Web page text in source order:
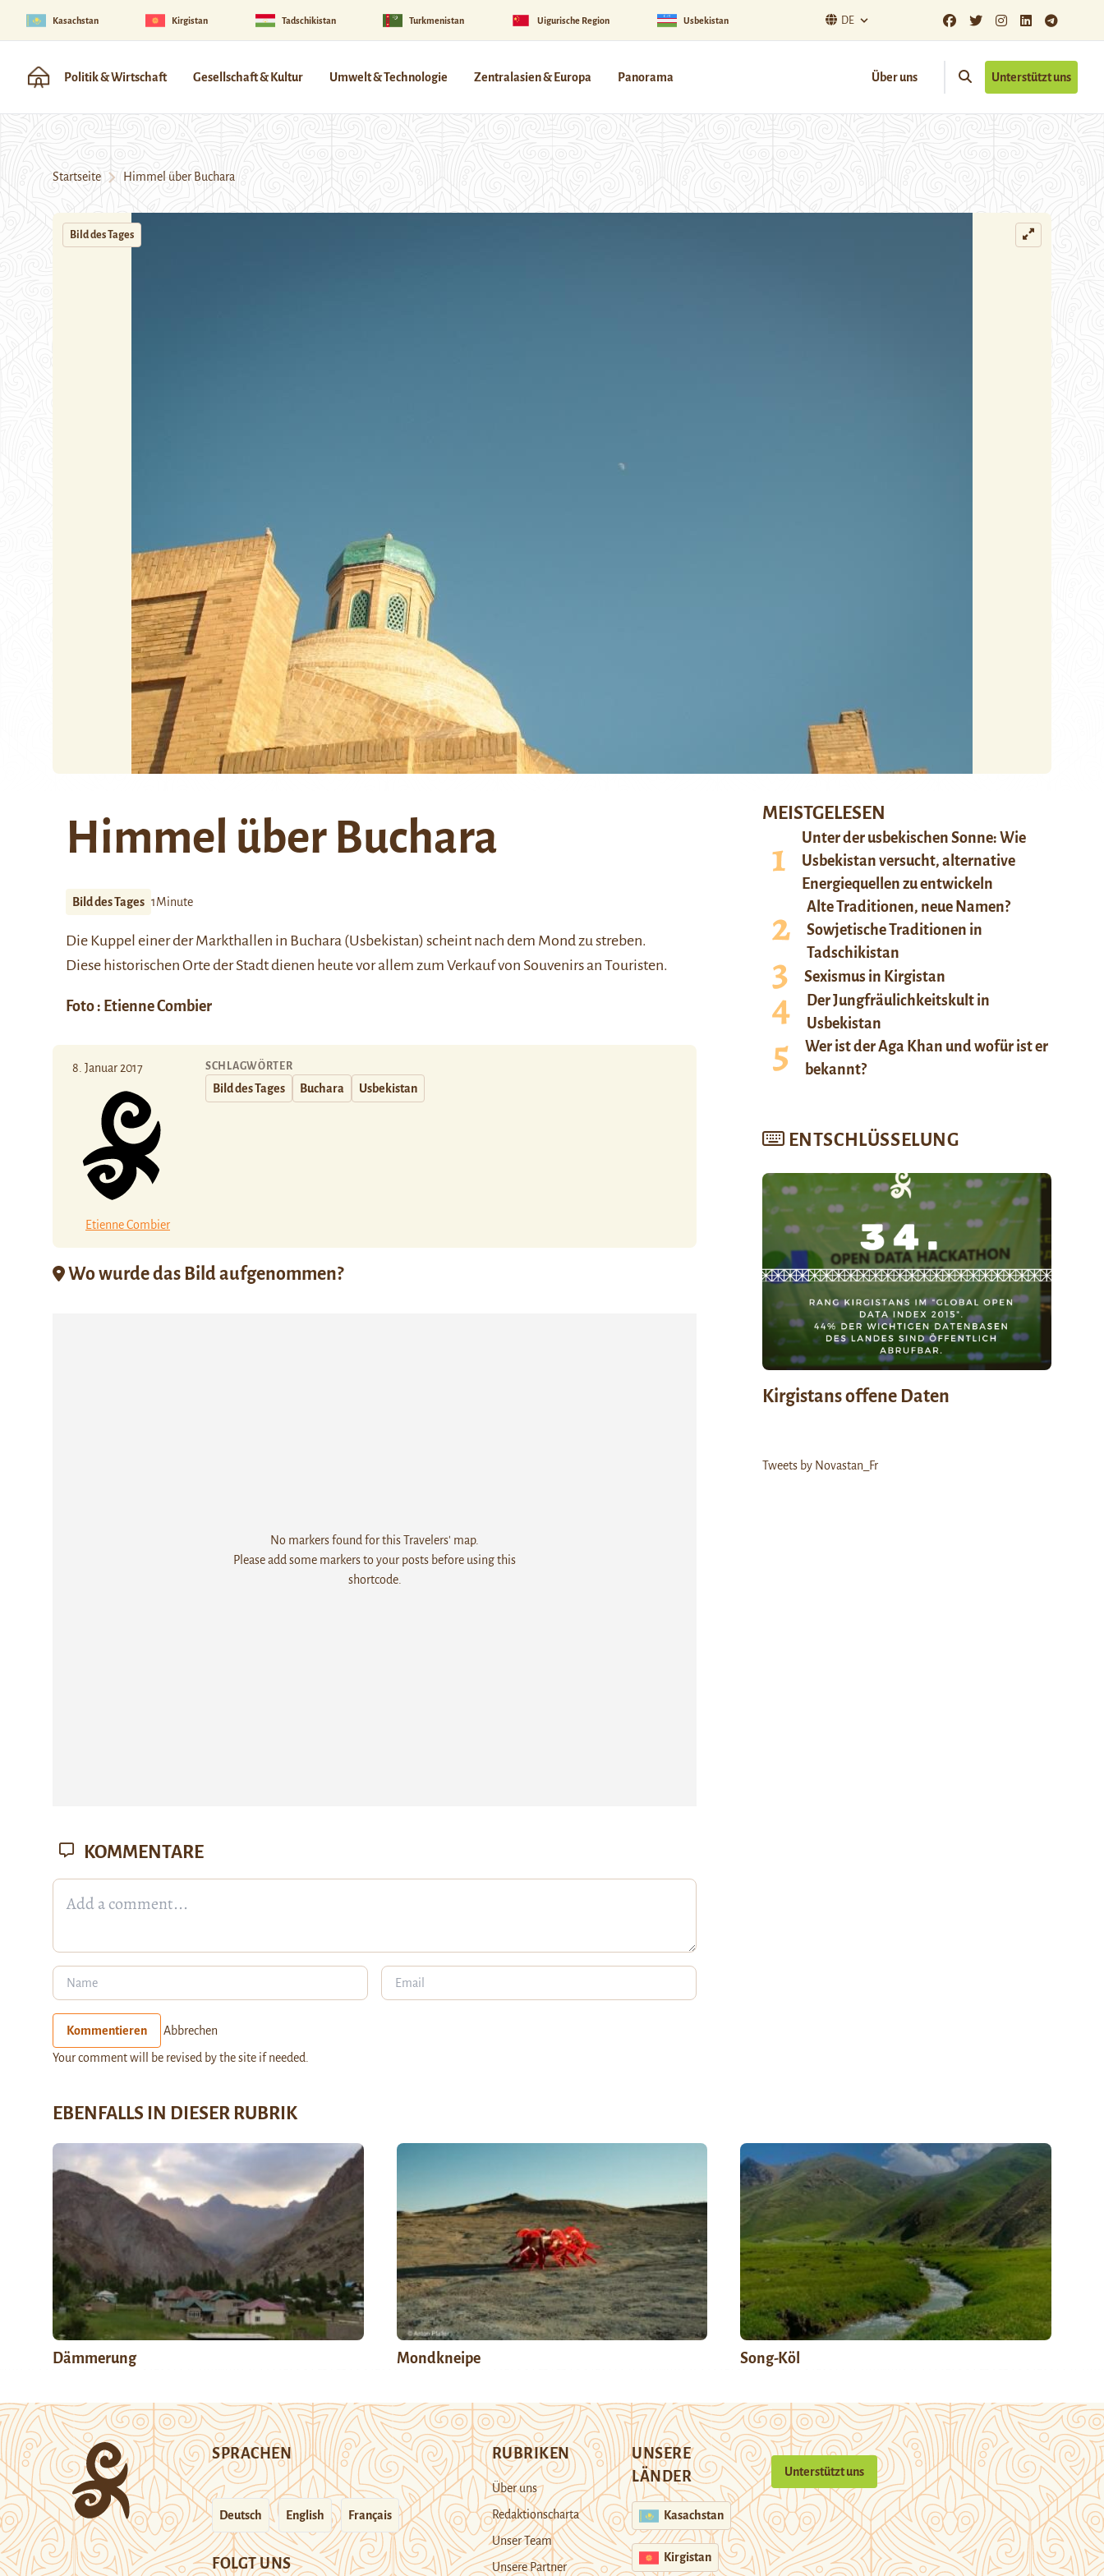
Kasachstan Kirgistan Tadschikistan Turkmenistan Uigurische Region Usbekistan DE
Politik & Wirtschaft Gesellschaft & Kultur Umwelt & Technologie Zentralasien & Europa Panorama Über uns Unterstützt uns
Startseite Himmel über Buchara
Bild des Tages
Himmel über Buchara
Bild des Tages 1Minute
Die Kuppel einer der Markthallen in Buchara (Usbekistan) scheint nach dem Mond zu streben.
Diese historischen Orte der Stadt dienen heute vor allem zum Verkauf von Souvenirs an Touristen.
Foto : Etienne Combier
8. Januar 2017
Etienne Combier
SCHLAGWÖRTER
Bild des Tages Buchara Usbekistan
Wo wurde das Bild aufgenommen?
No markers found for this Travelers' map.
Please add some markers to your posts before using this
shortcode.
MEISTGELESEN
Unter der usbekischen Sonne: Wie
Usbekistan versucht, alternative
Energiequellen zu entwickeln
Alte Traditionen, neue Namen?
Sowjetische Traditionen in
Tadschikistan
Sexismus in Kirgistan
Der Jungfräulichkeitskult in
Usbekistan
Wer ist der Aga Khan und wofür ist er
bekannt?
ENTSCHLÜSSELUNG
Kirgistans offene Daten
Tweets by Novastan_Fr
KOMMENTARE
Kommentieren Abbrechen
Your comment will be revised by the site if needed.
EBENFALLS IN DIESER RUBRIK
Dämmerung Mondkneipe Song-Köl
SPRACHEN
Deutsch English Français
FOLGT UNS
RUBRIKEN
Über uns
Redaktionscharta
Unser Team
Unsere Partner
UNSERE
LÄNDER
Kasachstan
Kirgistan
Unterstützt uns